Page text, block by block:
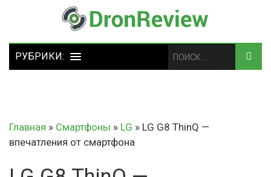
Главная » Смартфоны » LG » LG G8 ThinQ —
впечатления от смартфона